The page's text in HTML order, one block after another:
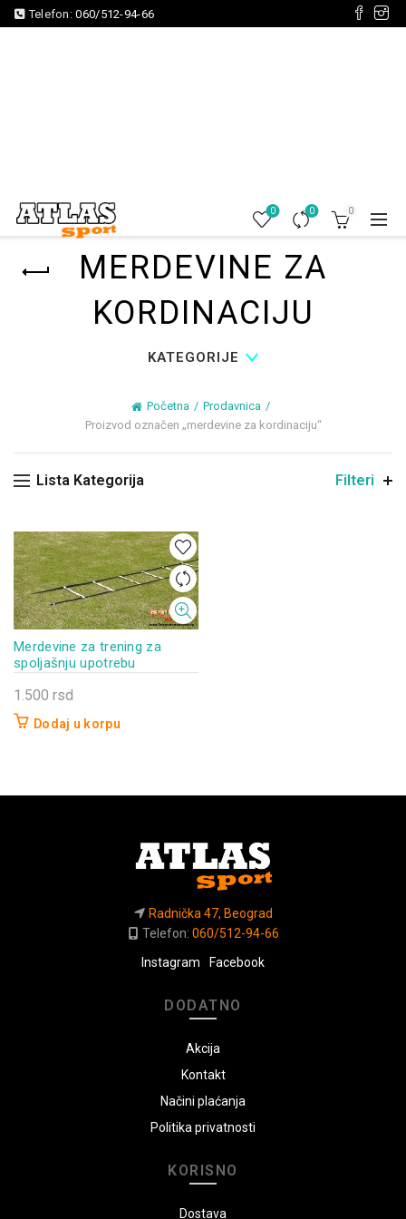
Telefon:060/512-94-66
0 0 0
MERDEVINE ZA
KORDINACIJU
KATEGORIJE
Početna
Prodavnica
Proizvod označen „merdevine za kordinaciju“
Lista Kategorija Filteri
Merdevine za trening za
spoljašnju upotrebu
1.500 rsd
Dodaj u korpu
Radnička 47, Beograd
Telefon: 060/512-94-66
Instagram
Facebook
DODATNO
Akcija
Kontakt
Načini plaćanja
Politika privatnosti
KORISNO
Dostava